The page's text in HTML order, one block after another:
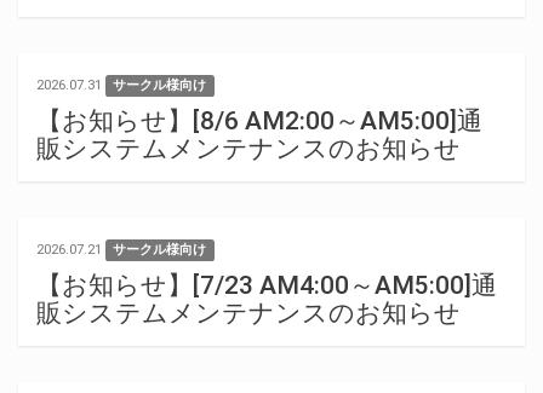
2026.07.31 サークル様向け
【お知らせ】[8/6 AM2:00～AM5:00]通
販システムメンテナンスのお知らせ
2026.07.21 サークル様向け
【お知らせ】[7/23 AM4:00～AM5:00]通
販システムメンテナンスのお知らせ